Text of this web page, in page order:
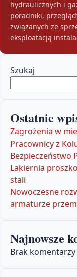
hydraulicznych i
poradniki,
związanych ze
eksploatacją
Szukaj
Ostatnie
Zagrożenia w
Pracownicy z
Bezpieczeństwo
Lakiernia
stali
Nowoczesne
armaturze
Najnowsze
Brak